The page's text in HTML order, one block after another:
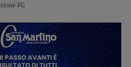
FG